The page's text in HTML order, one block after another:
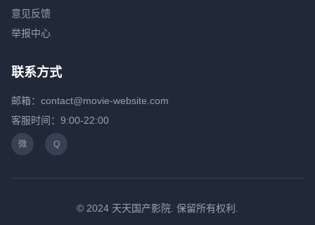
意见反馈
举报中心
联系方式
邮箱：contact@movie-website.com
客服时间：9:00-22:00
微 Q
© 2024 天天国产影院. 保留所有权利.